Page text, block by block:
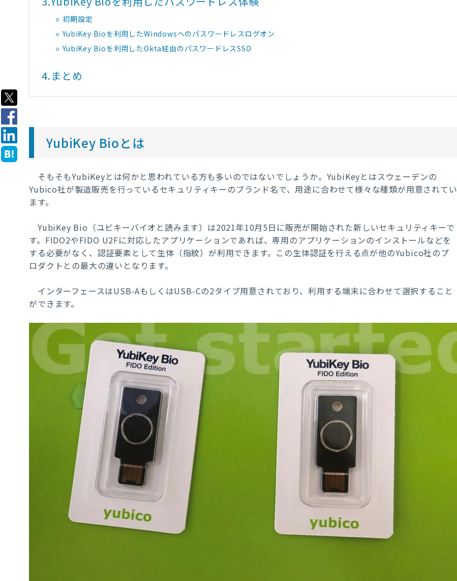
初期設定
YubiKey Bioを利用したWindowsへのパスワードレスログオン
YubiKey Bioを利用したOkta経由のパスワードレスSSO
4.まとめ
YubiKey Bioとは
そもそもYubiKeyとは何かと思われている方も多いのではないでしょうか。YubiKeyとはスウェーデンの
Yubico社が製造販売を行っているセキュリティキーのブランド名で、用途に合わせて様々な種類が用意されてい
ます。
YubiKey Bio（ユビキーバイオと読みます）は2021年10月5日に販売が開始された新しいセキュリティキーで
す。FIDO2やFIDO U2Fに対応したアプリケーションであれば、専用のアプリケーションのインストールなどを
する必要がなく、認証要素として生体（指紋）が利用できます。この生体認証を行える点が他のYubico社のプ
ロダクトとの最大の違いとなります。
インターフェースはUSB-AもしくはUSB-Cの2タイプ用意されており、利用する端末に合わせて選択すること
ができます。